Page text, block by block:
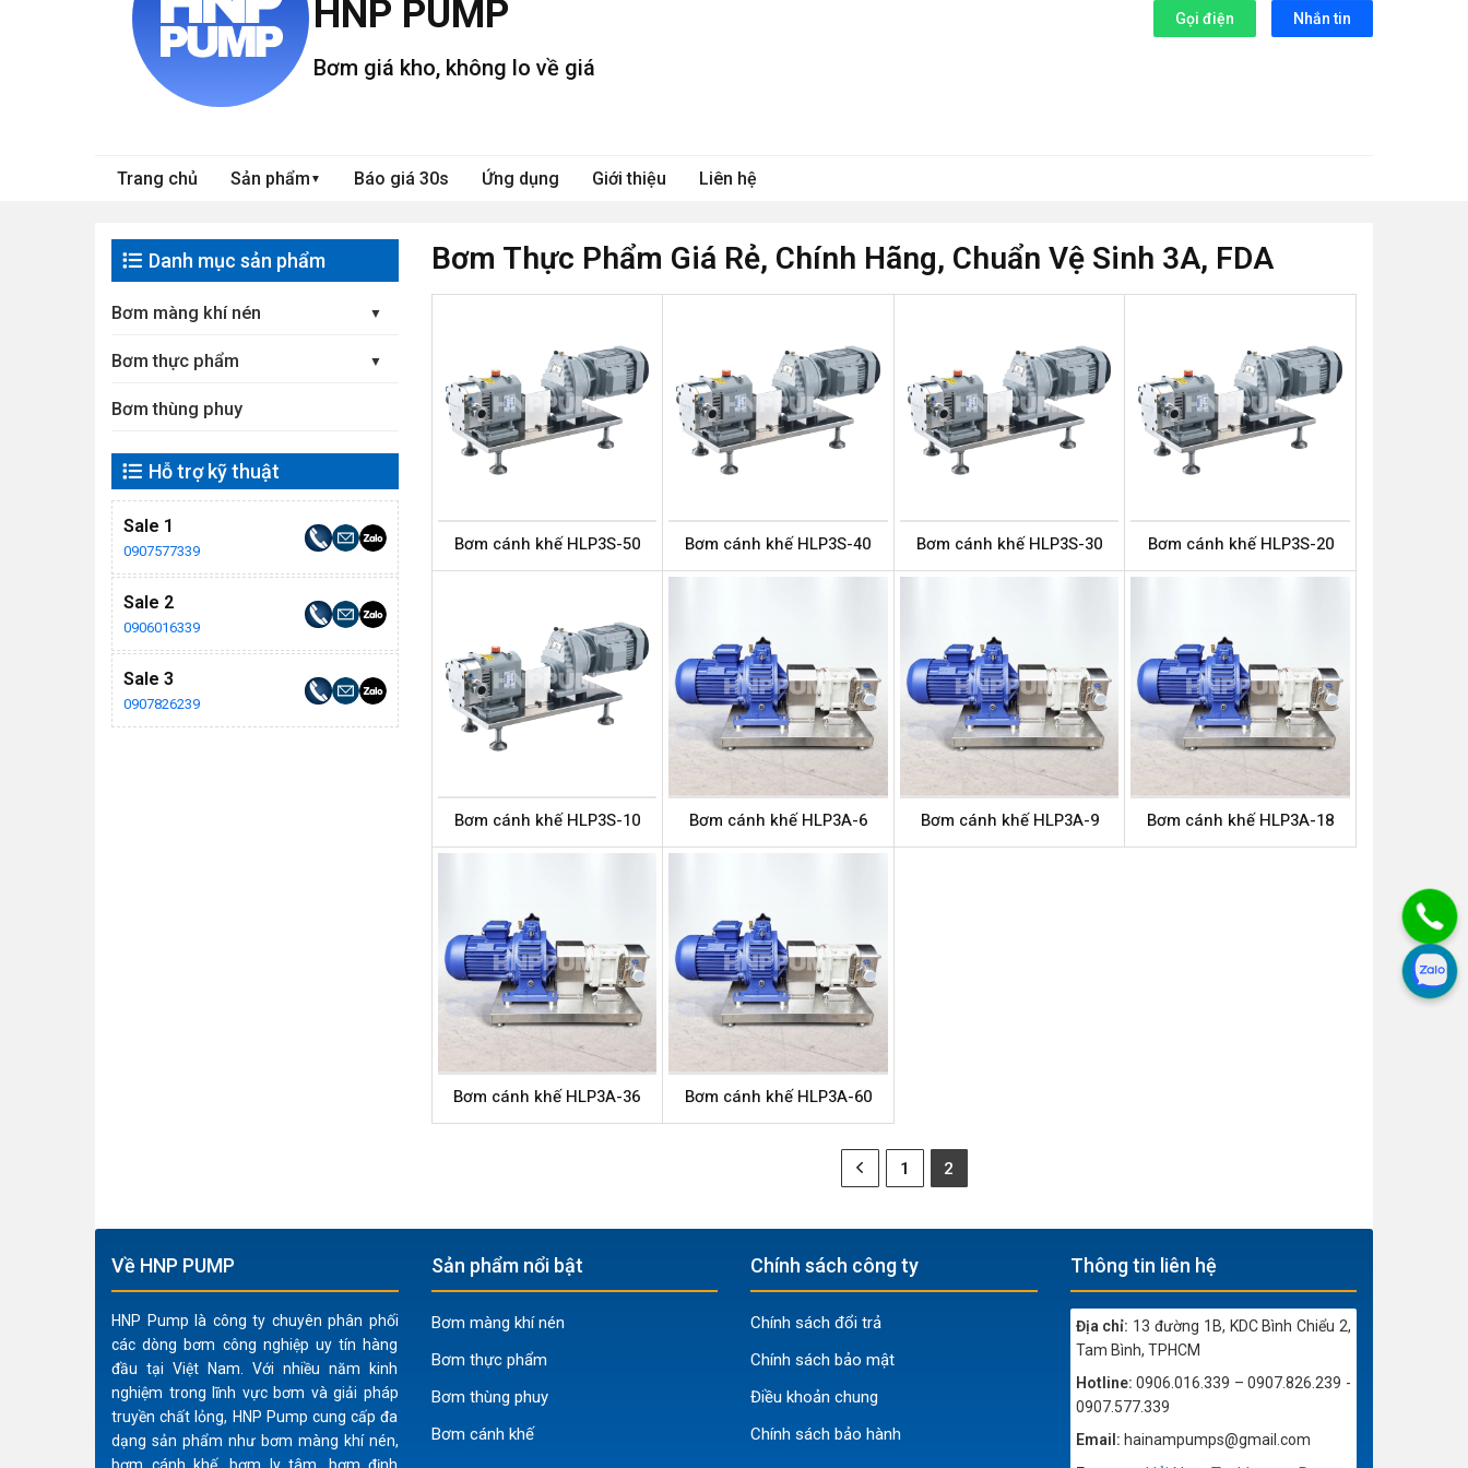
HNP PUMP
Bơm giá kho, không lo về giá
Gọi điện Nhắn tin
Trang chủ Sản phẩm ▼ Báo giá 30s Ứng dụng Giới thiệu Liên hệ
Danh mục sản phẩm
Bơm màng khí nén
Bơm thực phẩm
Bơm thùng phuy
Hỗ trợ kỹ thuật
Sale 1
0907577339
Sale 2
0906016339
Sale 3
0907826239
Bơm Thực Phẩm Giá Rẻ, Chính Hãng, Chuẩn Vệ Sinh 3A, FDA
Bơm cánh khế HLP3S-50 Bơm cánh khế HLP3S-40 Bơm cánh khế HLP3S-30 Bơm cánh khế HLP3S-20
Bơm cánh khế HLP3S-10 Bơm cánh khế HLP3A-6 Bơm cánh khế HLP3A-9 Bơm cánh khế HLP3A-18
Bơm cánh khế HLP3A-36 Bơm cánh khế HLP3A-60
1 2
Về HNP PUMP
HNP Pump là công ty chuyên phân phối
các dòng bơm công nghiệp uy tín hàng
đầu tại Việt Nam. Với nhiều năm kinh
nghiệm trong lĩnh vực bơm và giải pháp
truyền chất lỏng, HNP Pump cung cấp đa
dạng sản phẩm như bơm màng khí nén,
Sản phẩm nổi bật
Bơm màng khí nén
Bơm thực phẩm
Bơm thùng phuy
Bơm cánh khế
Chính sách công ty
Chính sách đổi trả
Chính sách bảo mật
Điều khoản chung
Chính sách bảo hành
Thông tin liên hệ
Địa chỉ: 13 đường 1B, KDC Bình Chiểu 2,
Tam Bình, TPHCM
Hotline: 0906.016.339 – 0907.826.239 -
0907.577.339
Email: hainampumps@gmail.com